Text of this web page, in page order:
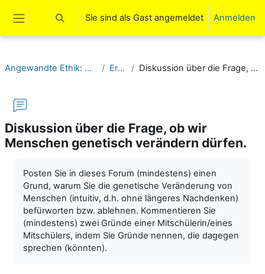
Website-Übersicht
Sucheingabe umschalten
Sie sind als Gast angemeldet Anmelden
Angewandte Ethik: Medizinethik CRISPR/Cas 9 (11-13) Erarbeitung I Diskussion über die Frage, ob wir Menschen genetisch verändern dürfen.
Diskussion über die Frage, ob wir
Menschen genetisch verändern dürfen.
Posten Sie in dieses Forum (mindestens) einen
Grund, warum Sie die genetische Veränderung von
Menschen (intuitiv, d.h. ohne längeres Nachdenken)
befürworten bzw. ablehnen. Kommentieren Sie
(mindestens) zwei Gründe einer Mitschülerin/eines
Mitschülers, indem Sie Gründe nennen, die dagegen
sprechen (könnten).